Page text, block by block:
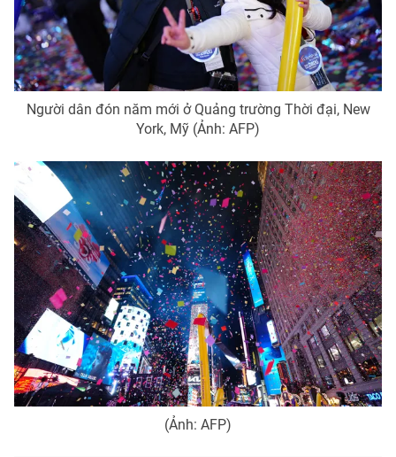
Người dân đón năm mới ở Quảng trường Thời đại, New
York, Mỹ (Ảnh: AFP)
(Ảnh: AFP)